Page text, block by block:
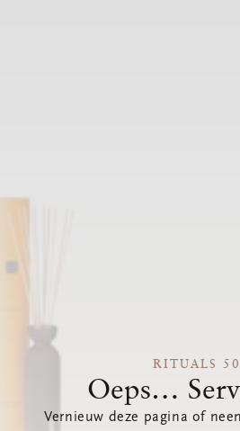
RITUALS
Oeps…
Vernieuw deze pagina of